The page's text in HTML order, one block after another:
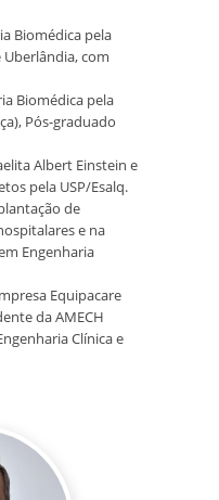
Biomédica pela
com
Biomédica pela
Pós-graduado
Albert Einstein e
pela USP/Esalq.
de
e na
Engenharia
Equipacare
da AMECH
Clínica e